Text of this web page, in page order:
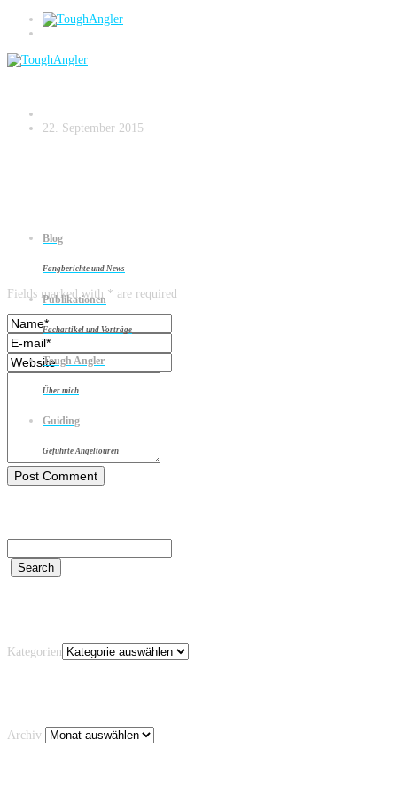
Blog
Fangberichte und News
Publikationen
Fachartikel und Vorträge
Tough Angler
Über mich
Guiding
Geführte Angeltouren
DSC_2081-2
22. September 2015
Leave a reply
Fields marked with * are required
Kategorien
Archiv